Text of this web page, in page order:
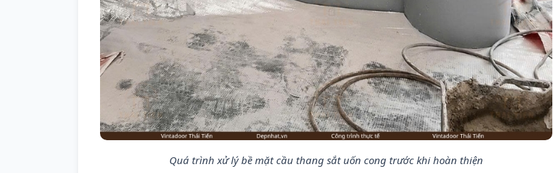
Quá trình xử lý bề mặt cầu thang sắt uốn cong trước khi hoàn thiện